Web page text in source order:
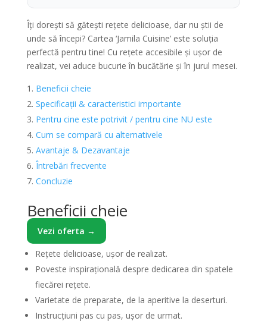
Îți dorești să gătești rețete delicioase, dar nu știi de
unde să începi? Cartea ‘Jamila Cuisine’ este soluția
perfectă pentru tine! Cu rețete accesibile și ușor de
realizat, vei aduce bucurie în bucătărie și în jurul mesei.
Beneficii cheie
Specificații & caracteristici importante
Pentru cine este potrivit / pentru cine NU este
Cum se compară cu alternativele
Avantaje & Dezavantaje
Întrebări frecvente
Concluzie
Beneficii cheie
Vezi oferta →
Rețete delicioase, ușor de realizat.
Poveste inspirațională despre dedicarea din spatele
fiecărei rețete.
Varietate de preparate, de la aperitive la deserturi.
Instrucțiuni pas cu pas, ușor de urmat.